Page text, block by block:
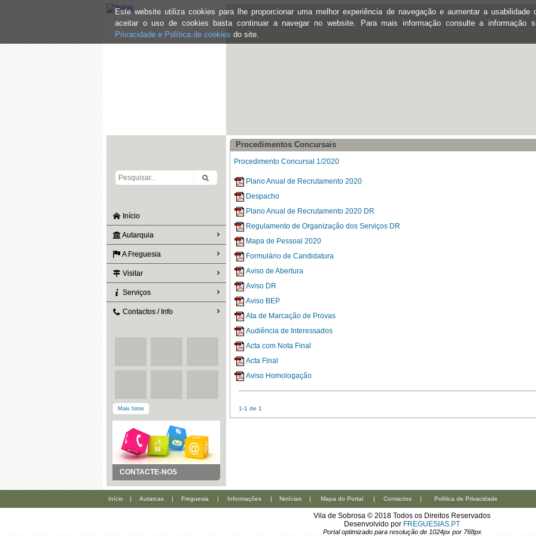
Este website utiliza cookies para lhe proporcionar uma melhor experiência de navegação e aumentar a usabilidade
aceitar o uso de cookies basta continuar a navegar no website. Para mais informação consulte a informação
Privacidade e Política de cookies do site.
Início
Autarquia
A Freguesia
Visitar
Serviços
Contactos / Info
Mais fotos
CONTACTE-NOS
Procedimentos Concursais
Procedimento Concursal 1/2020
Plano Anual de Recrutamento 2020
Despacho
Plano Anual de Recrutamento 2020 DR
Regulamento de Organização dos Serviços DR
Mapa de Pessoal 2020
Formulário de Candidatura
Aviso de Abertura
Aviso DR
Aviso BEP
Ata de Marcação de Provas
Audiência de Interessados
Acta com Nota Final
Acta Final
Aviso Homologação
1-1 de 1
Início | Autarcas | Freguesia | Informações | Notícias | Mapa do Portal | Contactos | Política de Privacidade
Vila de Sobrosa © 2018 Todos os Direitos Reservados
Desenvolvido por FREGUESIAS.PT
Portal optimizado para resolução de 1024px por 768px